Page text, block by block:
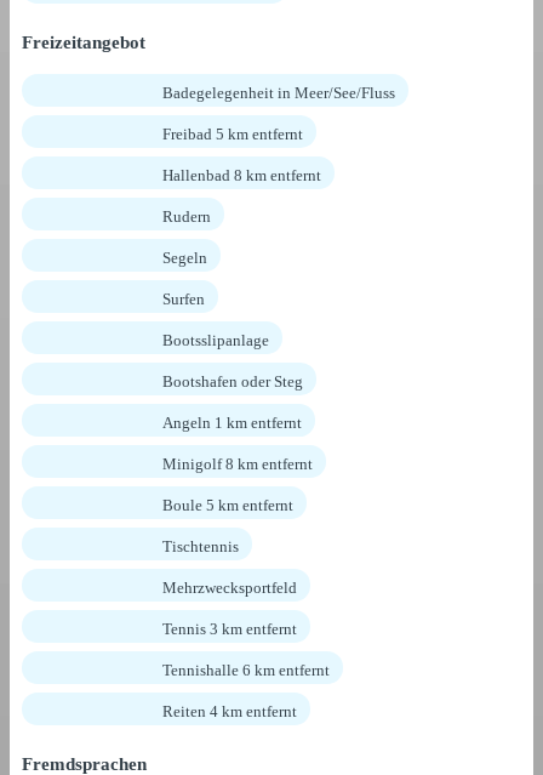
Freizeitangebot
Badegelegenheit in Meer/See/Fluss
Freibad 5 km entfernt
Hallenbad 8 km entfernt
Rudern
Segeln
Surfen
Bootsslipanlage
Bootshafen oder Steg
Angeln 1 km entfernt
Minigolf 8 km entfernt
Boule 5 km entfernt
Tischtennis
Mehrzwecksportfeld
Tennis 3 km entfernt
Tennishalle 6 km entfernt
Reiten 4 km entfernt
Fremdsprachen